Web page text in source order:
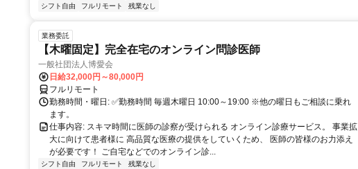
シフト自由 フルリモート 残業なし
業務委託
【木曜固定】完全在宅のオンライン問診医師
一般社団法人博愛会
日給32,000円～80,000円
フルリモート
勤務時間・曜日: ✅勤務時間 毎週木曜日 10:00～19:00 ※他の曜日もご相談に乗れ
ます。
仕事内容: スキマ時間に医師の診察が受けられる オンライン診療サービス。 事業拡
大に向けて患者様に 高品質な医療の提供をしていくため、 医師の皆様のお力添え
が必要です！ ご自宅などでのオンライン診...
シフト自由 フルリモート 残業なし